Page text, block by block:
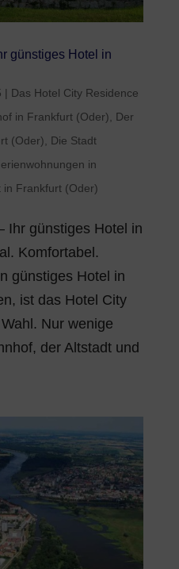
günstiges Hotel in
| Das Hotel City Residence
in Frankfurt (Oder)
Der
(Oder)
Die Stadt
in
in Frankfurt (Oder)
Ihr günstiges Hotel in
Komfortabel.
günstiges Hotel in
ist das Hotel City
Nur wenige
der Altstadt und